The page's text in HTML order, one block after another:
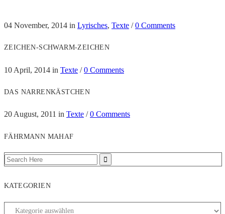
04 November, 2014 in Lyrisches, Texte /0 Comments
ZEICHEN-SCHWARM-ZEICHEN
10 April, 2014 in Texte /0 Comments
DAS NARRENKÄSTCHEN
20 August, 2011 in Texte /0 Comments
FÄHRMANN MAHAF
KATEGORIEN